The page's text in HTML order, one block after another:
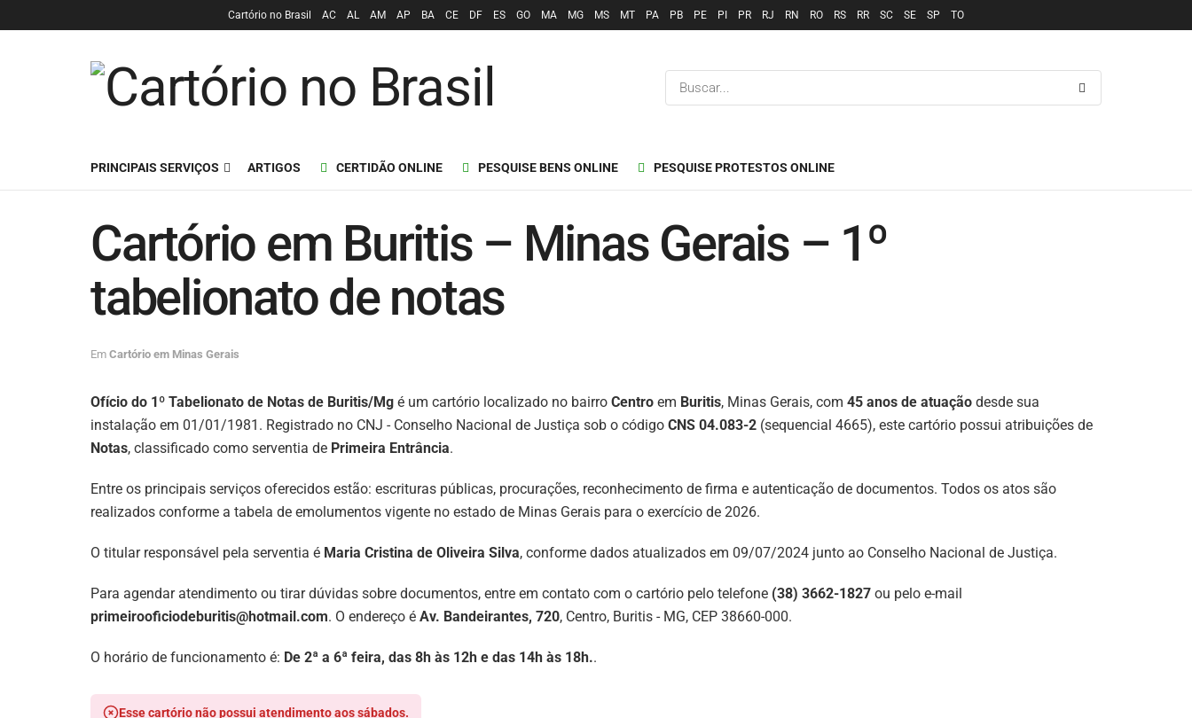
Cartório no Brasil AC AL AM AP BA CE DF ES GO MA MG MS MT PA PB PE PI PR RJ RN RO RS RR SC SE SP TO
PRINCIPAIS SERVIÇOS ARTIGOS CERTIDÃO ONLINE PESQUISE BENS ONLINE PESQUISE PROTESTOS ONLINE
Cartório em Buritis – Minas Gerais – 1º
tabelionato de notas
Em Cartório em Minas Gerais
Ofício do 1º Tabelionato de Notas de Buritis/Mg é um cartório localizado no bairro Centro em Buritis, Minas Gerais, com 45 anos de atuação desde sua
instalação em 01/01/1981. Registrado no CNJ - Conselho Nacional de Justiça sob o código CNS 04.083-2 (sequencial 4665), este cartório possui atribuições de
Notas, classificado como serventia de Primeira Entrância.
Entre os principais serviços oferecidos estão: escrituras públicas, procurações, reconhecimento de firma e autenticação de documentos. Todos os atos são
realizados conforme a tabela de emolumentos vigente no estado de Minas Gerais para o exercício de 2026.
O titular responsável pela serventia é Maria Cristina de Oliveira Silva, conforme dados atualizados em 09/07/2024 junto ao Conselho Nacional de Justiça.
Para agendar atendimento ou tirar dúvidas sobre documentos, entre em contato com o cartório pelo telefone (38) 3662-1827 ou pelo e-mail
primeirooficiodeburitis@hotmail.com. O endereço é Av. Bandeirantes, 720, Centro, Buritis - MG, CEP 38660-000.
O horário de funcionamento é: De 2ª a 6ª feira, das 8h às 12h e das 14h às 18h..
Esse cartório não possui atendimento aos sábados.